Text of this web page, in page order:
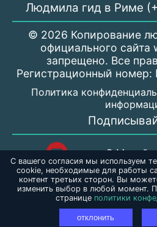
С вашего согласия мы используем
cookie, необходимые для работы
контент третьих сторон. Вы
изменить выбор в любой момент.
странице политики
отклонить
Людмила гид в Риме
© 2026 Копирование
официального сайта
запрещено. Все
Регистрационный номер:
Политика
С Милой